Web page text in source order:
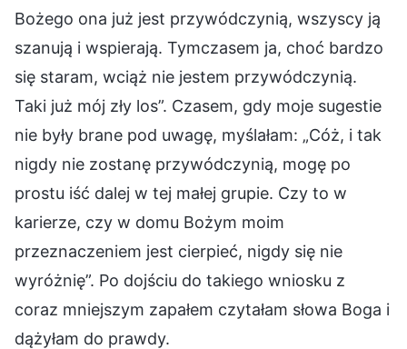
Bożego ona już jest przywódczynią, wszyscy ją
szanują i wspierają. Tymczasem ja, choć bardzo
się staram, wciąż nie jestem przywódczynią.
Taki już mój zły los”. Czasem, gdy moje sugestie
nie były brane pod uwagę, myślałam: „Cóż, i tak
nigdy nie zostanę przywódczynią, mogę po
prostu iść dalej w tej małej grupie. Czy to w
karierze, czy w domu Bożym moim
przeznaczeniem jest cierpieć, nigdy się nie
wyróżnię”. Po dojściu do takiego wniosku z
coraz mniejszym zapałem czytałam słowa Boga i
dążyłam do prawdy.